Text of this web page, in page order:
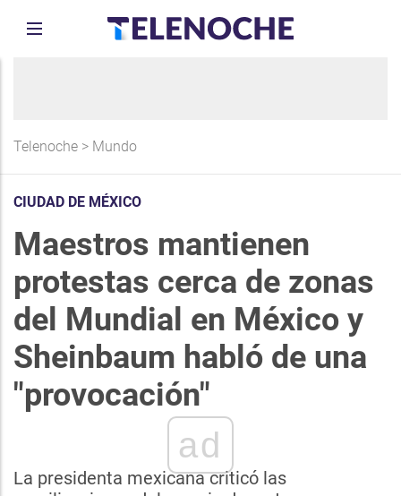
Telenoche > Mundo
CIUDAD DE MÉXICO
Maestros mantienen
protestas cerca de zonas
del Mundial en México y
Sheinbaum habló de una
"provocación"
ad
La presidenta mexicana criticó las